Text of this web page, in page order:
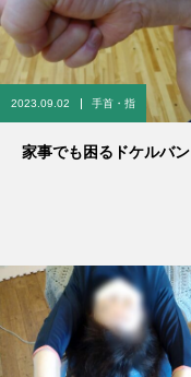
2023.09.02 手首・指
家事でも困るドケルバン